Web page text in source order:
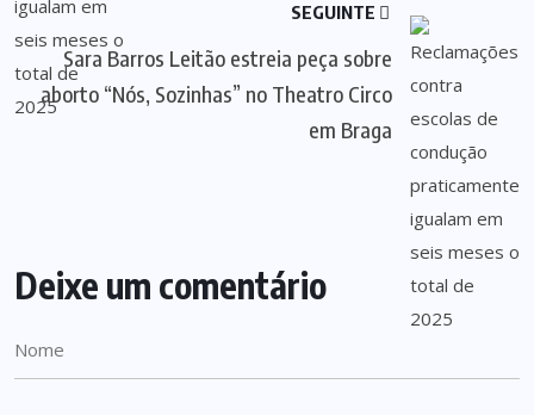
SEGUINTE
Sara Barros Leitão estreia peça sobre
aborto “Nós, Sozinhas” no Theatro Circo
em Braga
Deixe um comentário